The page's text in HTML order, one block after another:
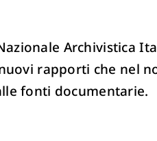
Archivistica
rapporti che nel
fonti documentarie.